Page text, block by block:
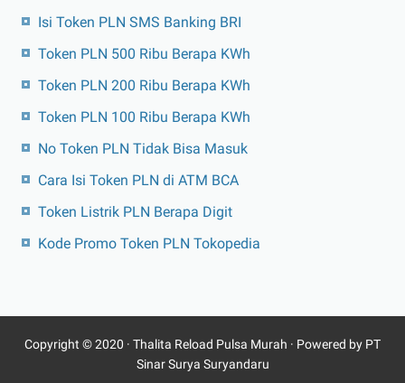
Isi Token PLN SMS Banking BRI
Token PLN 500 Ribu Berapa KWh
Token PLN 200 Ribu Berapa KWh
Token PLN 100 Ribu Berapa KWh
No Token PLN Tidak Bisa Masuk
Cara Isi Token PLN di ATM BCA
Token Listrik PLN Berapa Digit
Kode Promo Token PLN Tokopedia
Copyright © 2020 · Thalita Reload Pulsa Murah · Powered by PT
Sinar Surya Suryandaru